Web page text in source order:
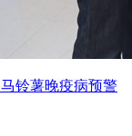
铃薯晚疫病预警